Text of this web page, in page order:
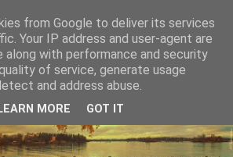
from Google to deliver its services
Your IP address and user-agent are
along with performance and security
of service, generate usage
and address abuse.
LEARN MORE GOT IT